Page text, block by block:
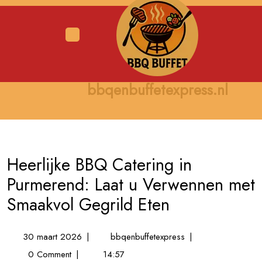
Skip
bbqenbuffetexpress.nl
Heerlijke BBQ Catering in
Purmerend: Laat u Verwennen met
Smaakvol Gegrild Eten
30 maart 202630| bbqenbuffetexpressHeerlijke
|
0 Comment | 14:57